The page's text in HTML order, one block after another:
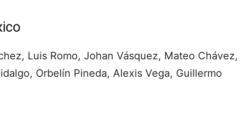
Luis Romo, Johan Vásquez, Mateo Chávez,
Orbelín Pineda, Alexis Vega, Guillermo